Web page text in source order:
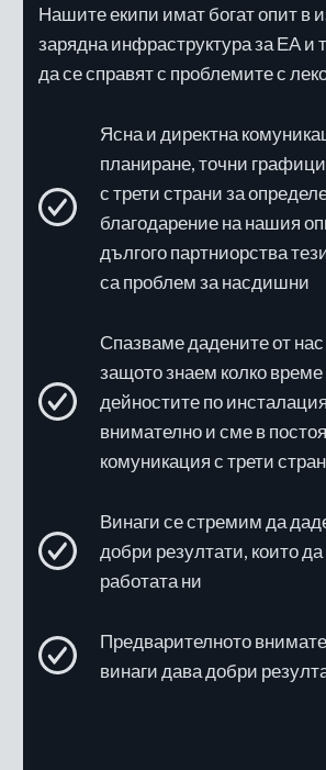
Нашите екипи имат богат опит в
зарядна инфраструктура за ЕА и
да се справят с проблемите с
Ясна и директна
планиране, точни
с трети страни за
благодарение на нашия
дългого партниорства
са проблем за насдишни
Спазваме дадените от нас
защото знаем колко
дейностите по
внимателно и сме в
комуникация с трети
Винаги се стремим да
добри резултати, които да
работата ни
Предварителното
винаги дава добри